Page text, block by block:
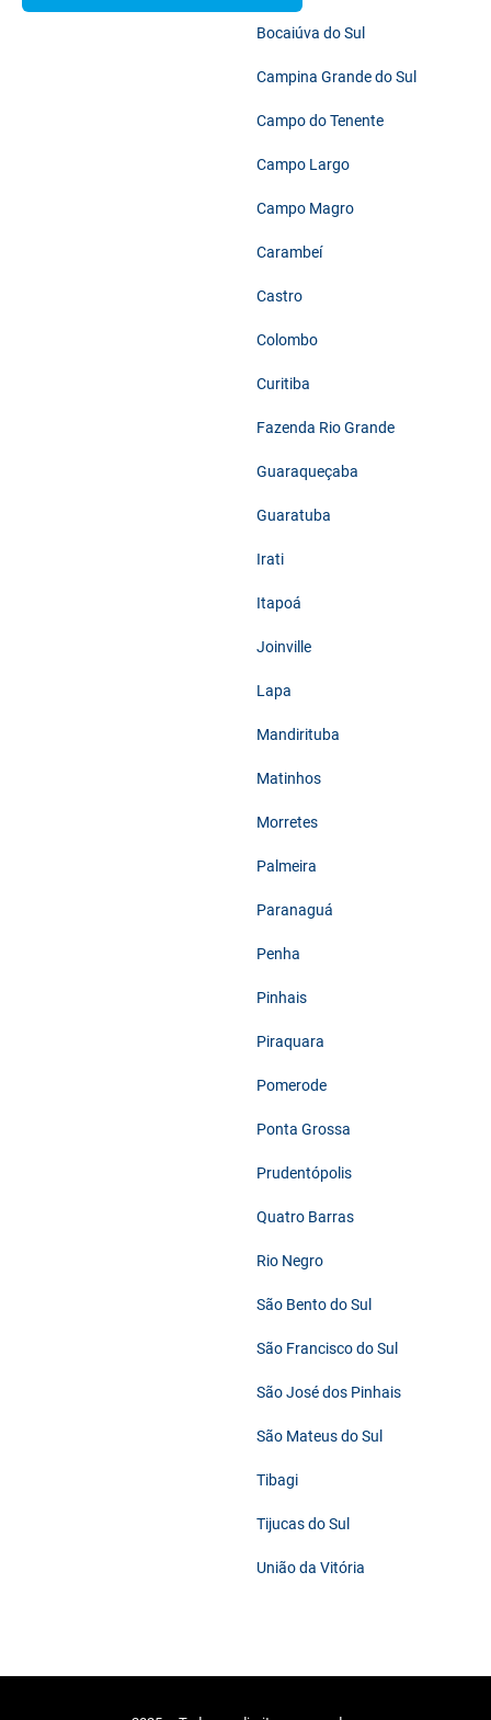
Bocaiúva do Sul
Campina Grande do Sul
Campo do Tenente
Campo Largo
Campo Magro
Carambeí
Castro
Colombo
Curitiba
Fazenda Rio Grande
Guaraqueçaba
Guaratuba
Irati
Itapoá
Joinville
Lapa
Mandirituba
Matinhos
Morretes
Palmeira
Paranaguá
Penha
Pinhais
Piraquara
Pomerode
Ponta Grossa
Prudentópolis
Quatro Barras
Rio Negro
São Bento do Sul
São Francisco do Sul
São José dos Pinhais
São Mateus do Sul
Tibagi
Tijucas do Sul
União da Vitória